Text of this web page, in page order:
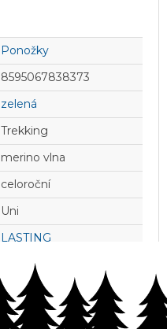
Ponožky
8595067838373
zelená
Trekking
merino vlna
celoroční
Uni
LASTING